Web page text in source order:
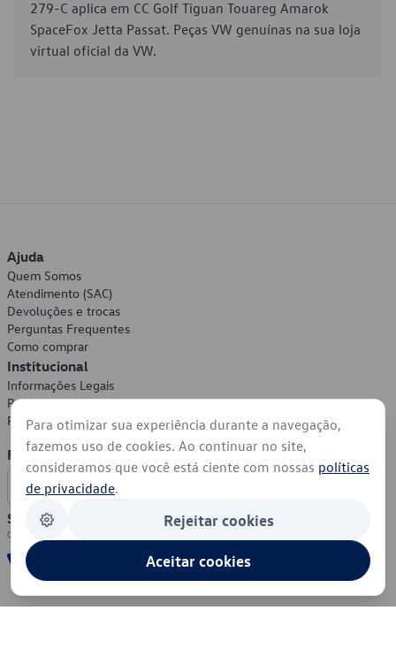
279-C aplica em CC Golf Tiguan Touareg Amarok
SpaceFox Jetta Passat. Peças VW genuínas na sua loja
virtual oficial da VW.
Ajuda
Quem Somos
Atendimento (SAC)
Devoluções e trocas
Perguntas Frequentes
Como comprar
Institucional
Informações Legais
Política de Privacidade
Política de Cookies
Formas de Pagamento
Segurança
Para otimizar sua experiência durante a navegação,
fazemos uso de cookies. Ao continuar no site,
consideramos que você está ciente com nossas políticas
de privacidade.
Rejeitar cookies
Aceitar cookies